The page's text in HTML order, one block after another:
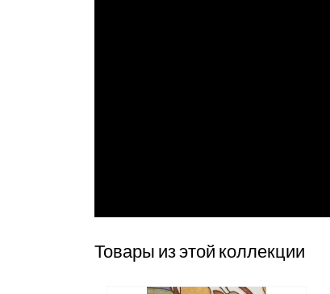
Товары из этой коллекции